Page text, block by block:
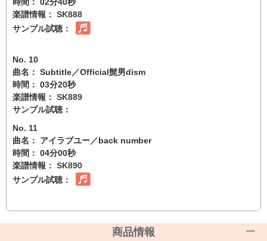
楽譜情報： SK888
サンプル試聴：
No. 10
曲名： Subtitle／Official髭男dism
時間： 03分20秒
楽譜情報： SK889
サンプル試聴：
No. 11
曲名： アイラブユー／back number
時間： 04分00秒
楽譜情報： SK890
サンプル試聴：
商品情報